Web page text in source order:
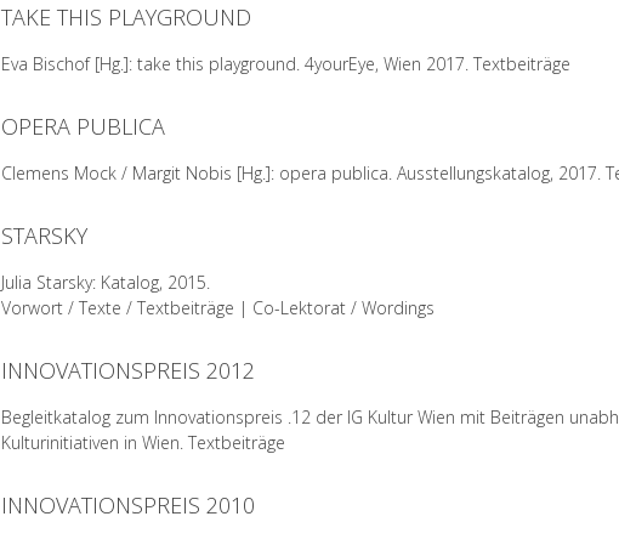
TAKE THIS PLAYGROUND
Eva Bischof [Hg.]: take this playground. 4yourEye, Wien 2017. Textbeiträge
OPERA PUBLICA
Clemens Mock / Margit Nobis [Hg.]: opera publica. Ausstellungskatalog, 2017.
STARSKY
Julia Starsky: Katalog, 2015.
Vorwort / Texte / Textbeiträge | Co-Lektorat / Wordings
INNOVATIONSPREIS 2012
Begleitkatalog zum Innovationspreis .12 der IG Kultur Wien mit Beiträgen
Kulturinitiativen in Wien. Textbeiträge
INNOVATIONSPREIS 2010